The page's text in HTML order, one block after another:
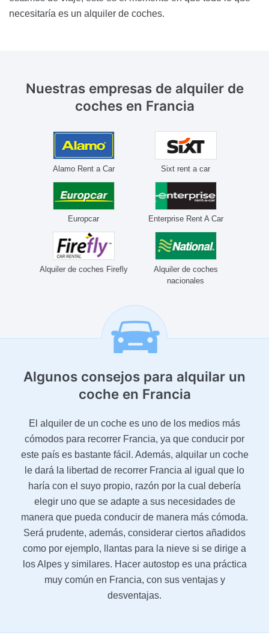
necesitaría es un alquiler de coches.
Nuestras empresas de alquiler de
coches en Francia
Alamo Rent a Car Sixt rent a car
Europcar Enterprise Rent A Car
Alquiler de coches Firefly
Alquiler de coches
nacionales
Algunos consejos para alquilar un
coche en Francia
El alquiler de un coche es uno de los medios más
cómodos para recorrer Francia, ya que conducir por
este país es bastante fácil. Además, alquilar un coche
le dará la libertad de recorrer Francia al igual que lo
haría con el suyo propio, razón por la cual debería
elegir uno que se adapte a sus necesidades de
manera que pueda conducir de manera más cómoda.
Será prudente, además, considerar ciertos añadidos
como por ejemplo, llantas para la nieve si se dirige a
los Alpes y similares. Hacer autostop es una práctica
muy común en Francia, con sus ventajas y
desventajas.